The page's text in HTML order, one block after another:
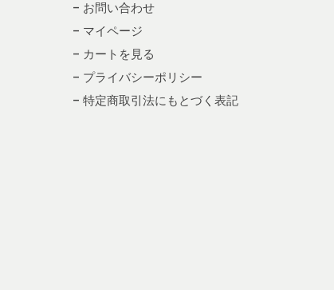
– お問い合わせ
– マイページ
– カートを見る
– プライバシーポリシー
– 特定商取引法にもとづく表記